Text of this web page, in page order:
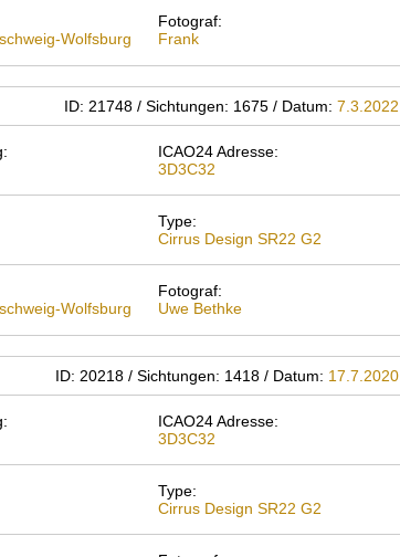
Wolfsburg
Fotograf:
Frank
ID: 21748 / Sichtungen: 1675 / Datum: 7.3.2022
ICAO24 Adresse:
3D3C32
Type:
Cirrus Design SR22 G2
Wolfsburg
Fotograf:
Uwe Bethke
ID: 20218 / Sichtungen: 1418 / Datum: 17.7.2020
ICAO24 Adresse:
3D3C32
Type:
Cirrus Design SR22 G2